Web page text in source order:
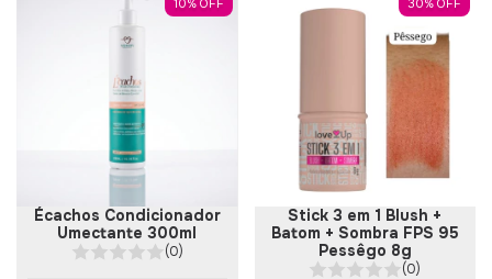
Écachos Condicionador
Umectante 300ml
(0)
Stick 3 em 1 Blush +
Batom + Sombra FPS 95
Pessêgo 8g
(0)